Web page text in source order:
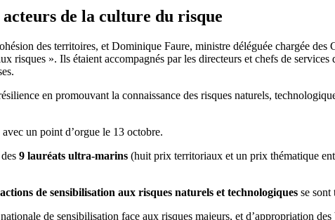
de la culture du risque
des territoires, et Dominique Faure, ministre déléguée chargée
risques ». Ils étaient accompagnés par les directeurs et chefs de
en promouvant la connaissance des risques naturels,
un point d’orgue le 13 octobre.
9 lauréats ultra-marins (huit prix territoriaux et un prix thématique
de sensibilisation aux risques naturels et technologiques se
de sensibilisation face aux risques majeurs, et d’appropriation